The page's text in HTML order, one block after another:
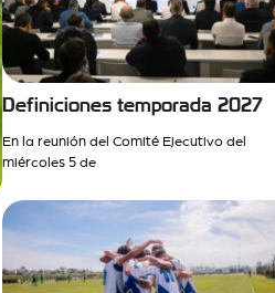
Definiciones temporada 2027
En la reunión del Comité Ejecutivo del
miércoles 5 de